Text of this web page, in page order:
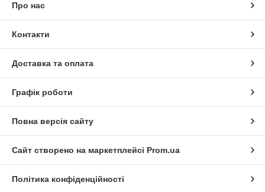
Про нас
Контакти
Доставка та оплата
Графік роботи
Повна версія сайту
Сайт створено на маркетплейсі Prom.ua
Політика конфіденційності